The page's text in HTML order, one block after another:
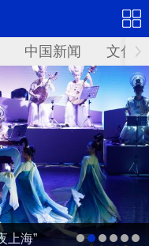
中国新闻 文化
上海”